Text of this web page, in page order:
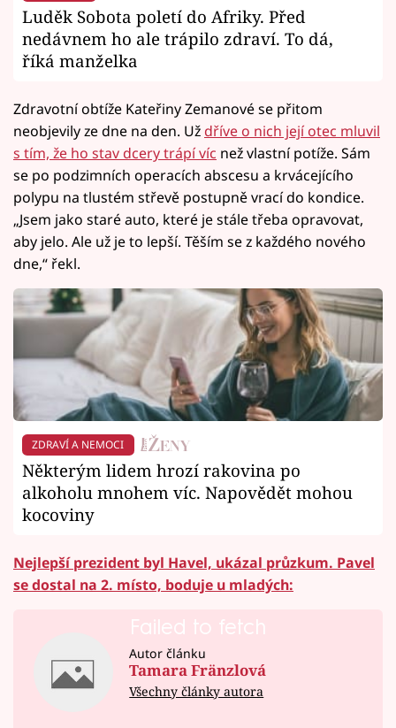
Luděk Sobota poletí do Afriky. Před
nedávnem ho ale trápilo zdraví. To dá,
říká manželka
Zdravotní obtíže Kateřiny Zemanové se přitom
neobjevily ze dne na den. Už dříve o nich její otec mluvil
s tím, že ho stav dcery trápí víc než vlastní potíže. Sám
se po podzimních operacích abscesu a krvácejícího
polypu na tlustém střevě postupně vrací do kondice.
„Jsem jako staré auto, které je stále třeba opravovat,
aby jelo. Ale už je to lepší. Těším se z každého nového
dne,“ řekl.
ZDRAVÍ A NEMOCI
Některým lidem hrozí rakovina po
alkoholu mnohem víc. Napovědět mohou
kocoviny
Nejlepší prezident byl Havel, ukázal průzkum. Pavel
se dostal na 2. místo, boduje u mladých:
Failed to fetch
Autor článku
Tamara Fränzlová
Všechny články autora